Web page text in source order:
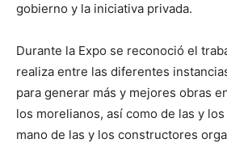
gobierno y la iniciativa privada.
Durante la Expo se reconoció el
realiza entre las diferentes
para generar más y mejores obras
los morelianos, así como de las y
mano de las y los constructores